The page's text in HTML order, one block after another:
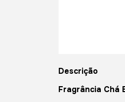
Descrição
Fragrância Chá